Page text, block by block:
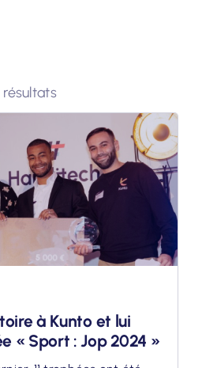
résultats
à Kunto et lui
« Sport : Jop 2024 »